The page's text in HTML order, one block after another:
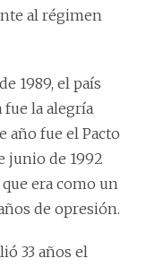
al régimen
1989, el país
la alegría
año fue el Pacto
junio de 1992
era como un
de opresión.
33 años el